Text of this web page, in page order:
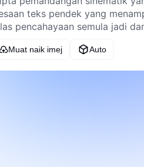
Muat naik imej Auto